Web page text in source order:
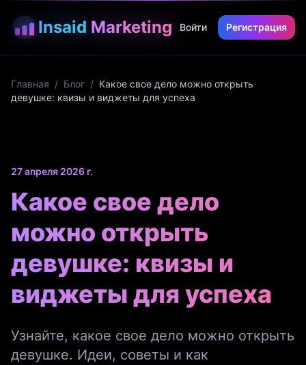
Insaid Marketing Войти Регистрация
Главная / Блог / Какое свое дело можно открыть
девушке: квизы и виджеты для успеха
27 апреля 2026 г.
Какое свое дело
можно открыть
девушке: квизы и
виджеты для успеха
Узнайте, какое свое дело можно открыть
девушке. Идеи, советы и как